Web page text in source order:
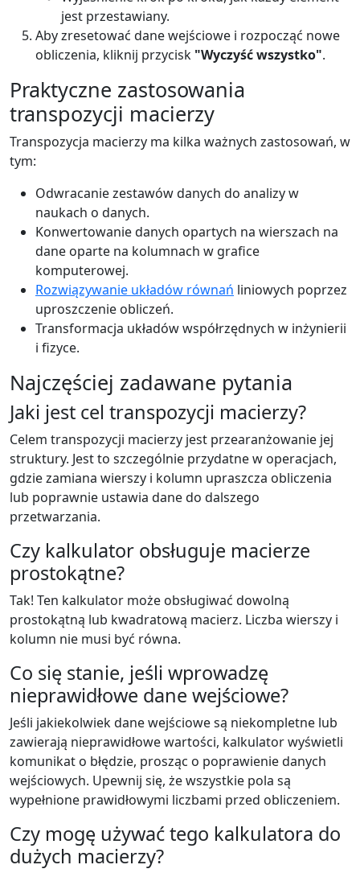
jest przestawiany.
Aby zresetować dane wejściowe i rozpocząć nowe
obliczenia, kliknij przycisk "Wyczyść wszystko".
Praktyczne zastosowania
transpozycji macierzy
Transpozycja macierzy ma kilka ważnych zastosowań, w
tym:
Odwracanie zestawów danych do analizy w
naukach o danych.
Konwertowanie danych opartych na wierszach na
dane oparte na kolumnach w grafice
komputerowej.
Rozwiązywanie układów równań liniowych poprzez
uproszczenie obliczeń.
Transformacja układów współrzędnych w inżynierii
i fizyce.
Najczęściej zadawane pytania
Jaki jest cel transpozycji macierzy?
Celem transpozycji macierzy jest przearanżowanie jej
struktury. Jest to szczególnie przydatne w operacjach,
gdzie zamiana wierszy i kolumn upraszcza obliczenia
lub poprawnie ustawia dane do dalszego
przetwarzania.
Czy kalkulator obsługuje macierze
prostokątne?
Tak! Ten kalkulator może obsługiwać dowolną
prostokątną lub kwadratową macierz. Liczba wierszy i
kolumn nie musi być równa.
Co się stanie, jeśli wprowadzę
nieprawidłowe dane wejściowe?
Jeśli jakiekolwiek dane wejściowe są niekompletne lub
zawierają nieprawidłowe wartości, kalkulator wyświetli
komunikat o błędzie, prosząc o poprawienie danych
wejściowych. Upewnij się, że wszystkie pola są
wypełnione prawidłowymi liczbami przed obliczeniem.
Czy mogę używać tego kalkulatora do
dużych macierzy?